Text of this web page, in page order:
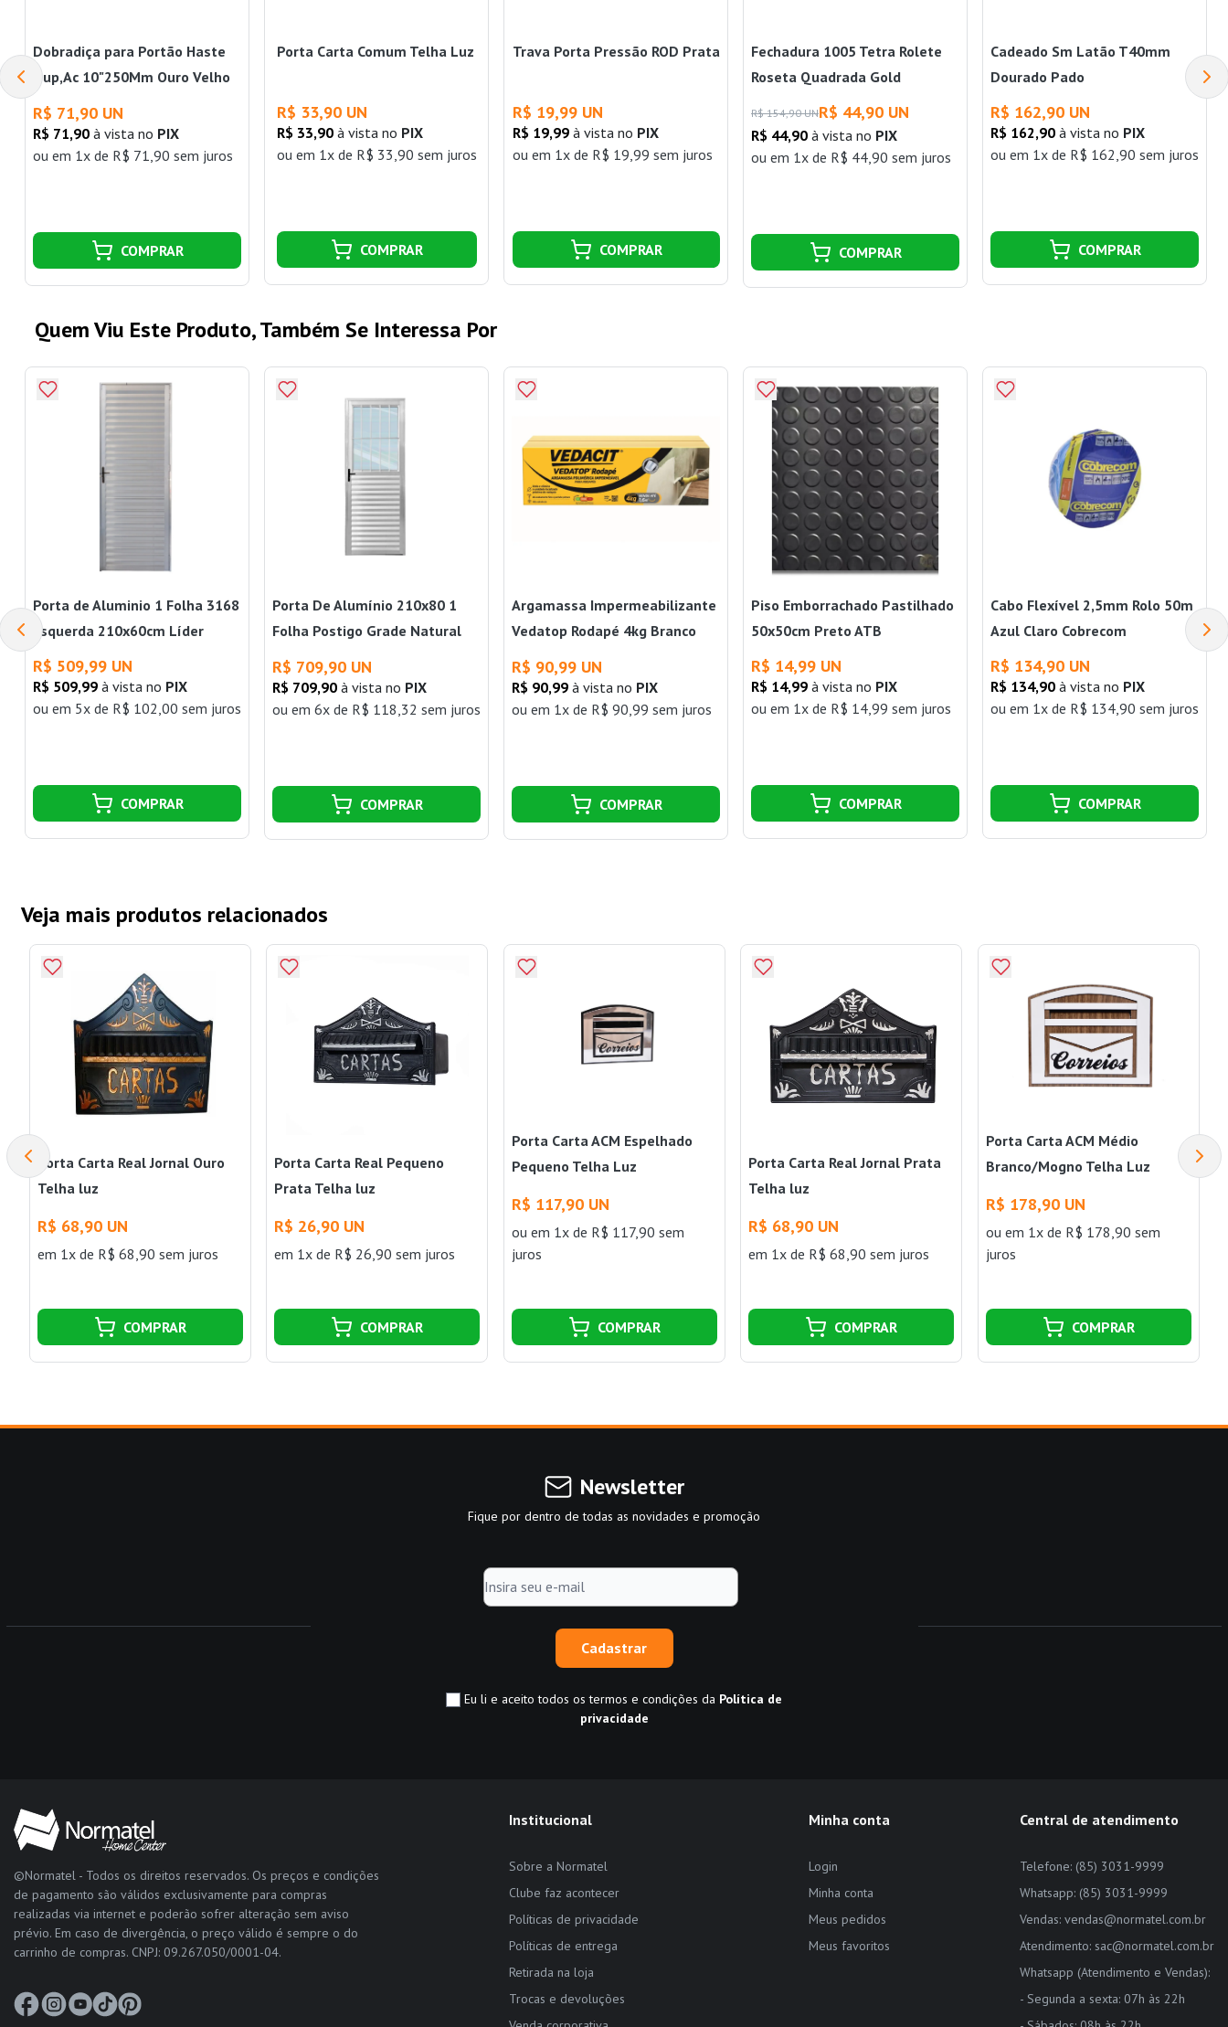
Dobradiça para Portão Haste
Dup,Ac 10"250Mm Ouro Velho
União Mundial
R$ 71,90 UN
R$ 71,90 à vista no PIX
ou em 1x de R$ 71,90 sem juros
COMPRAR
Porta Carta Comum Telha Luz
R$ 33,90 UN
R$ 33,90à vista no PIX
ou em 1x de R$ 33,90 sem juros
COMPRAR
Trava Porta Pressão ROD Prata
R$ 19,99 UN
R$ 19,99à vista no PIX
ou em 1x de R$ 19,99 sem juros
COMPRAR
Fechadura 1005 Tetra Rolete
Roseta Quadrada Gold
R$ 154,90 UNR$ 44,90 UN
R$ 44,90 à vista no PIX
ou em 1x de R$ 44,90 sem juros
COMPRAR
Cadeado Sm Latão T40mm
Dourado Pado
R$ 162,90 UN
R$ 162,90 à vista no PIX
ou em 1x de R$ 162,90 sem juros
COMPRAR
Quem Viu Este Produto, Também Se Interessa Por
Porta de Aluminio 1 Folha 3168
Esquerda 210x60cm Líder
R$ 509,99 UN
R$ 509,99 à vista no PIX
ou em 5x de R$ 102,00 sem juros
COMPRAR
Porta De Alumínio 210x80 1
Folha Postigo Grade Natural
Vidro Liso Direta Líder
R$ 709,90 UN
R$ 709,90 à vista no PIX
ou em 6x de R$ 118,32 sem juros
COMPRAR
Argamassa Impermeabilizante
Vedatop Rodapé 4kg Branco
Vedacit
R$ 90,99 UN
R$ 90,99 à vista no PIX
ou em 1x de R$ 90,99 sem juros
COMPRAR
Piso Emborrachado Pastilhado
50x50cm Preto ATB
R$ 14,99 UN
R$ 14,99 à vista no PIX
ou em 1x de R$ 14,99 sem juros
COMPRAR
Cabo Flexível 2,5mm Rolo 50m
Azul Claro Cobrecom
R$ 134,90 UN
R$ 134,90 à vista no PIX
ou em 1x de R$ 134,90 sem juros
COMPRAR
Veja mais produtos relacionados
Porta Carta Real Jornal Ouro
Telha luz
R$ 68,90 UN
em 1x de R$ 68,90 sem juros
COMPRAR
Porta Carta Real Pequeno
Prata Telha luz
R$ 26,90 UN
em 1x de R$ 26,90 sem juros
COMPRAR
Porta Carta ACM Espelhado
Pequeno Telha Luz
R$ 117,90 UN
ou em 1x de R$ 117,90 sem
juros
COMPRAR
Porta Carta Real Jornal Prata
Telha luz
R$ 68,90 UN
em 1x de R$ 68,90 sem juros
COMPRAR
Porta Carta ACM Médio
Branco/Mogno Telha Luz
R$ 178,90 UN
ou em 1x de R$ 178,90 sem
juros
COMPRAR
Newsletter
Fique por dentro de todas as novidades e promoção
Cadastrar
Eu li e aceito todos os termos e condições da Política de
privacidade
©Normatel - Todos os direitos reservados. Os preços e condições
de pagamento são válidos exclusivamente para compras
realizadas via internet e poderão sofrer alteração sem aviso
prévio. Em caso de divergência, o preço válido é sempre o do
carrinho de compras. CNPJ: 09.267.050/0001-04.
Institucional
Sobre a Normatel
Clube faz acontecer
Políticas de privacidade
Políticas de entrega
Retirada na loja
Trocas e devoluções
Minha conta
Login
Minha conta
Meus pedidos
Meus favoritos
Central de atendimento
Telefone: (85) 3031-9999
Whatsapp: (85) 3031-9999
Vendas: vendas@normatel.com.br
Atendimento: sac@normatel.com.br
Whatsapp (Atendimento e Vendas):
- Segunda a sexta: 07h às 22h